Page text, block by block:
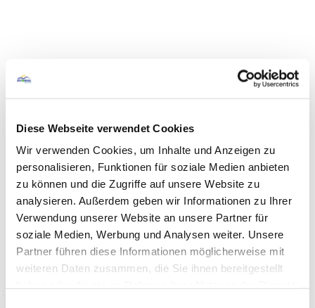
Diese Webseite verwendet Cookies
Wir verwenden Cookies, um Inhalte und Anzeigen zu
personalisieren, Funktionen für soziale Medien anbieten
zu können und die Zugriffe auf unsere Website zu
analysieren. Außerdem geben wir Informationen zu Ihrer
Verwendung unserer Website an unsere Partner für
soziale Medien, Werbung und Analysen weiter. Unsere
Partner führen diese Informationen möglicherweise mit
weiteren Daten zusammen, die Sie ihnen bereitgestellt